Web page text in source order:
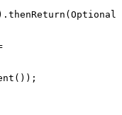
. thenReturn ( Optional
;